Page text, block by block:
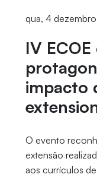
qua, 4
IV
impacto
O evento
extensão
aos currículos